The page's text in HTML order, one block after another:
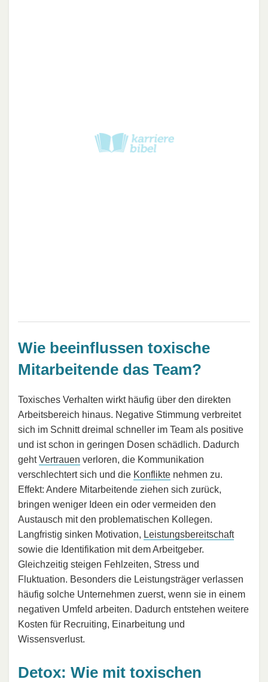
Wie beeinflussen toxische
Mitarbeitende das Team?
Toxisches Verhalten wirkt häufig über den direkten
Arbeitsbereich hinaus. Negative Stimmung verbreitet
sich im Schnitt dreimal schneller im Team als positive
und ist schon in geringen Dosen schädlich. Dadurch
gehtVertrauen verloren, die Kommunikation
verschlechtert sich und die Konflikte nehmen zu.
Effekt: Andere Mitarbeitende ziehen sich zurück,
bringen weniger Ideen ein oder vermeiden den
Austausch mit den problematischen Kollegen.
Langfristig sinken Motivation, Leistungsbereitschaft
sowie die Identifikation mit dem Arbeitgeber.
Gleichzeitig steigen Fehlzeiten, Stress und
Fluktuation. Besonders die Leistungsträger verlassen
häufig solche Unternehmen zuerst, wenn sie in einem
negativen Umfeld arbeiten. Dadurch entstehen weitere
Kosten für Recruiting, Einarbeitung und
Wissensverlust.
Detox: Wie mit toxischen